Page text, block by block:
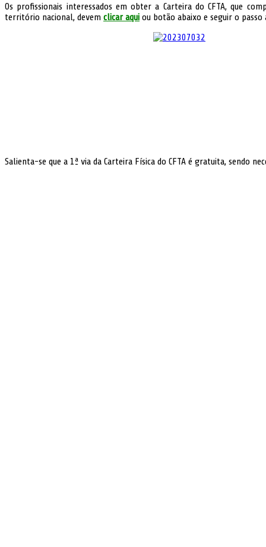
Os profissionais interessados em obter a Carteira do CFTA, que
território nacional, devem clicar aqui ou botão abaixo e seguir o passo
Salienta-se que a 1ª via da Carteira Física do CFTA é gratuita, sendo